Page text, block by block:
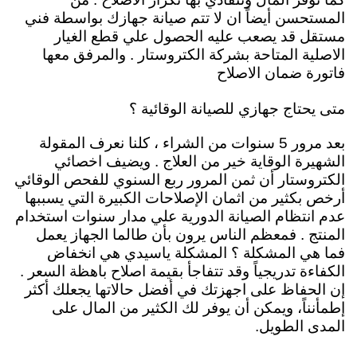
المستحسن أيضاً ان لا تتم صيانة جهازك بواسطة فني
مستقل قد يصعب عليه الحصول علي قطع الغيار
الاصلية المتاحة بشركة الكتروستار . والمرفق معها
فاتورة ضمان الاصلاح
متى يحتاج جهازي للصيانة الوقائية ؟
بعد مرور 5 سنوات من الشراء ، كلنا نعرف المقولة
الشهيرة الوقاية خير من العلاج . ويضيف اخصائي
الكتروستار أن ثمن المرور ربع السنوي للفحص الوقائي
أرخص بكثير من اثمان الإصلاحات الكبيرة التي يسببها
عدم انتظام الصيانة الدورية علي مدار سنوات استخدام
المنتج . فمعظم الناس يرون بأن طالما الجهاز يعمل
فما هي المشكلة ؟ المشكلة ياسيدي هي انخفاض
الكفاءة تدريجياً وقد تتفاجأ بقيمة اصلاح باهظة السعر .
إن الحفاظ على اجهزتك في أفضل حالاتها يجعلك أكثر
إطمأنناً، ويمكن أن يوفر لك الكثير من المال على
المدى الطويل.